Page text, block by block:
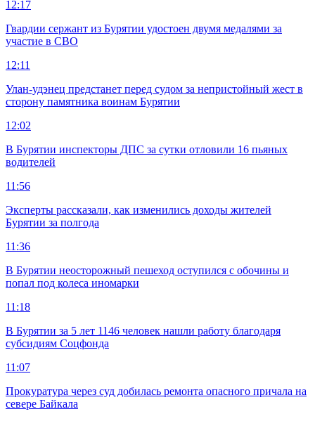
12:17
Гвардии сержант из Бурятии удостоен двумя медалями за
участие в СВО
12:11
Улан-удэнец предстанет перед судом за непристойный жест в
сторону памятника воинам Бурятии
12:02
В Бурятии инспекторы ДПС за сутки отловили 16 пьяных
водителей
11:56
Эксперты рассказали, как изменились доходы жителей
Бурятии за полгода
11:36
В Бурятии неосторожный пешеход оступился с обочины и
попал под колеса иномарки
11:18
В Бурятии за 5 лет 1146 человек нашли работу благодаря
субсидиям Соцфонда
11:07
Прокуратура через суд добилась ремонта опасного причала на
севере Байкала